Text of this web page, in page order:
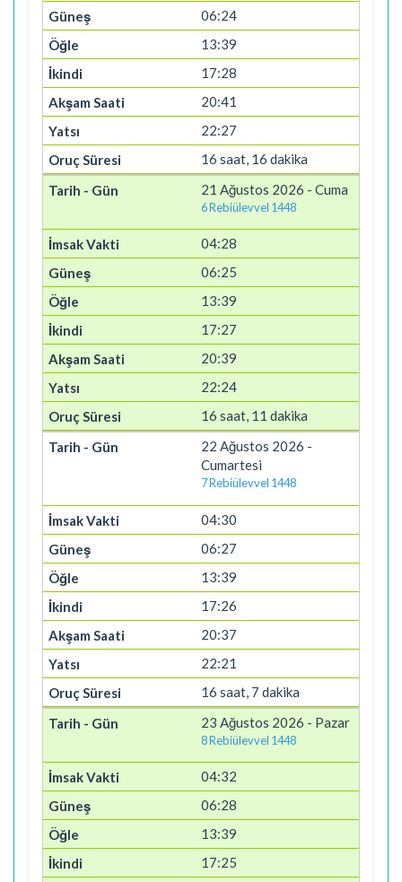
06:24
13:39
17:28
20:41
22:27
16 saat, 16 dakika
21 Ağustos 2026 - Cuma
6 Rebiülevvel 1448
04:28
06:25
13:39
17:27
20:39
22:24
16 saat, 11 dakika
22 Ağustos 2026 -
Cumartesi
7 Rebiülevvel 1448
04:30
06:27
13:39
17:26
20:37
22:21
16 saat, 7 dakika
23 Ağustos 2026 - Pazar
8 Rebiülevvel 1448
04:32
06:28
13:39
17:25